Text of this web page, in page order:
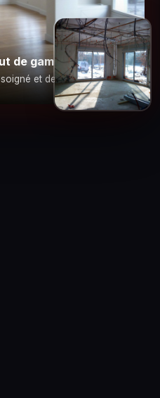
de gamme
et de qualité